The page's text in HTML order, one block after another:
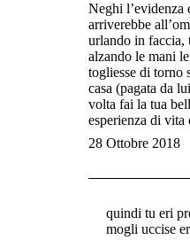
Neghi l’evidenza
arriverebbe
urlando in faccia,
alzando le mani
togliesse di torno
casa (pagata da
volta fai la tua
esperienza di vita
28 Ottobre 2018
quindi tu eri
mogli uccise